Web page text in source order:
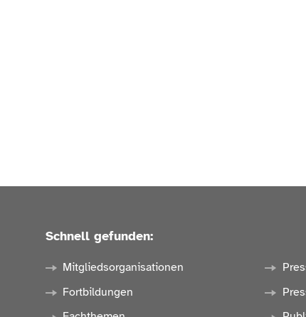
Schnell gefunden:
Mitgliedsorganisationen
Fortbildungen